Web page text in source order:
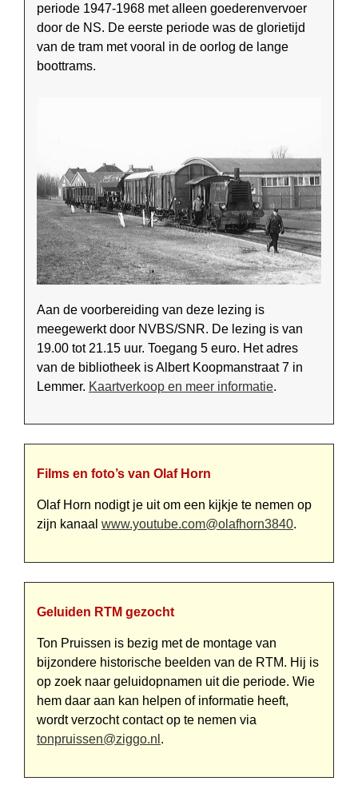
periode 1947-1968 met alleen goederen­vervoer
door de NS. De eerste periode was de glorietijd
van de tram met vooral in de oorlog de lange
boottrams.
Aan de voorbereiding van deze lezing is
meegewerkt door NVBS/SNR. De lezing is van
19.00 tot 21.15 uur. Toegang 5 euro. Het adres
van de bibliotheek is Albert Koopmanstraat 7 in
Lemmer. Kaartverkoop en meer informatie.
Films en foto’s van Olaf Horn
Olaf Horn nodigt je uit om een kijkje te nemen op
zijn kanaal www.youtube.com@olafhorn3840.
Geluiden RTM gezocht
Ton Pruissen is bezig met de montage van
bijzondere historische beelden van de RTM. Hij is
op zoek naar geluidopnamen uit die periode. Wie
hem daar aan kan helpen of informatie heeft,
wordt verzocht contact op te nemen via
tonpruissen@ziggo.nl .